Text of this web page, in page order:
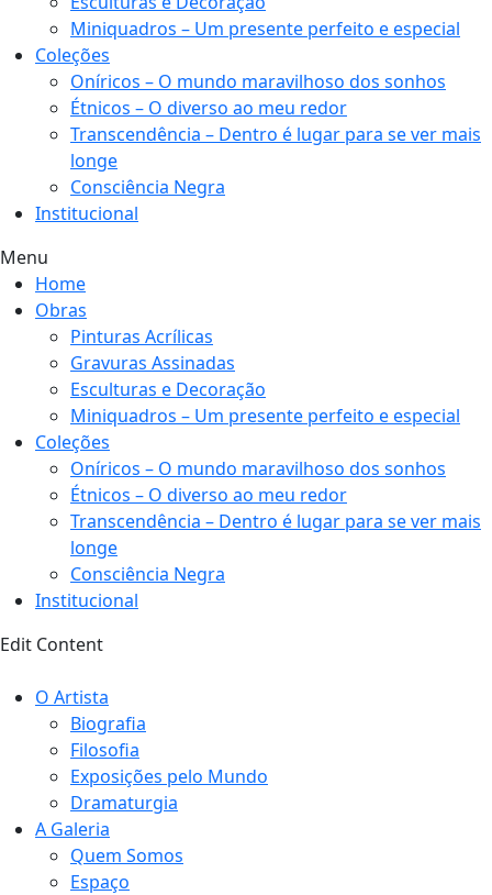
Miniquadros – Um presente perfeito e especial
Coleções
Oníricos – O mundo maravilhoso dos sonhos
Étnicos – O diverso ao meu redor
Transcendência – Dentro é lugar para se ver mais
longe
Consciência Negra
Institucional
Menu
Home
Obras
Pinturas Acrílicas
Gravuras Assinadas
Esculturas e Decoração
Miniquadros – Um presente perfeito e especial
Coleções
Oníricos – O mundo maravilhoso dos sonhos
Étnicos – O diverso ao meu redor
Transcendência – Dentro é lugar para se ver mais
longe
Consciência Negra
Institucional
Edit Content
O Artista
Biografia
Filosofia
Exposições pelo Mundo
Dramaturgia
A Galeria
Quem Somos
Espaço